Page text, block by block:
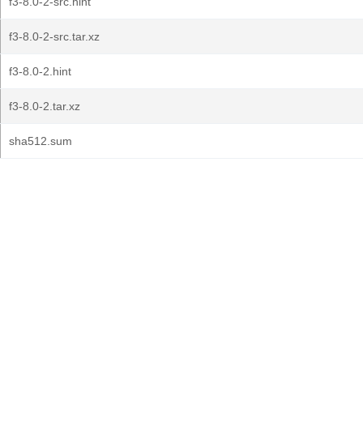
f3-8.0-2-src.tar.xz
f3-8.0-2.hint
f3-8.0-2.tar.xz
sha512.sum